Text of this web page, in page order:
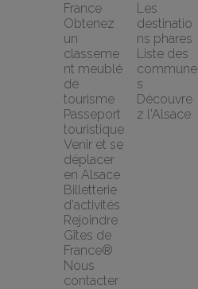
France
Obtenez
un
classeme
nt meublé
de
tourisme
Passeport
touristique
Venir et se
déplacer
en Alsace
Billetterie
d'activités
Rejoindre
Gîtes de
France®
Nous
contacter
Les
destinatio
ns phares
Liste des
commune
s
Découvre
z l'Alsace